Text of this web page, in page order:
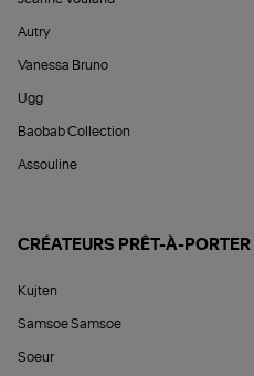
Autry
Vanessa Bruno
Ugg
Baobab Collection
Assouline
CRÉATEURS PRÊT-À-PORTER
Kujten
Samsoe Samsoe
Soeur